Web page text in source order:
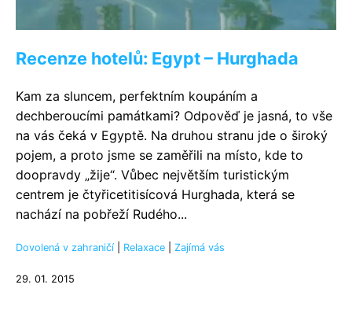
Recenze hotelů: Egypt – Hurghada
Kam za sluncem, perfektním koupáním a
dechberoucími památkami? Odpověď je jasná, to vše
na vás čeká v Egyptě. Na druhou stranu jde o široký
pojem, a proto jsme se zaměřili na místo, kde to
doopravdy „žije“. Vůbec největším turistickým
centrem je čtyřicetitisícová Hurghada, která se
nachází na pobřeží Rudého...
Dovolená v zahraničí Relaxace Zajímá vás
29. 01. 2015